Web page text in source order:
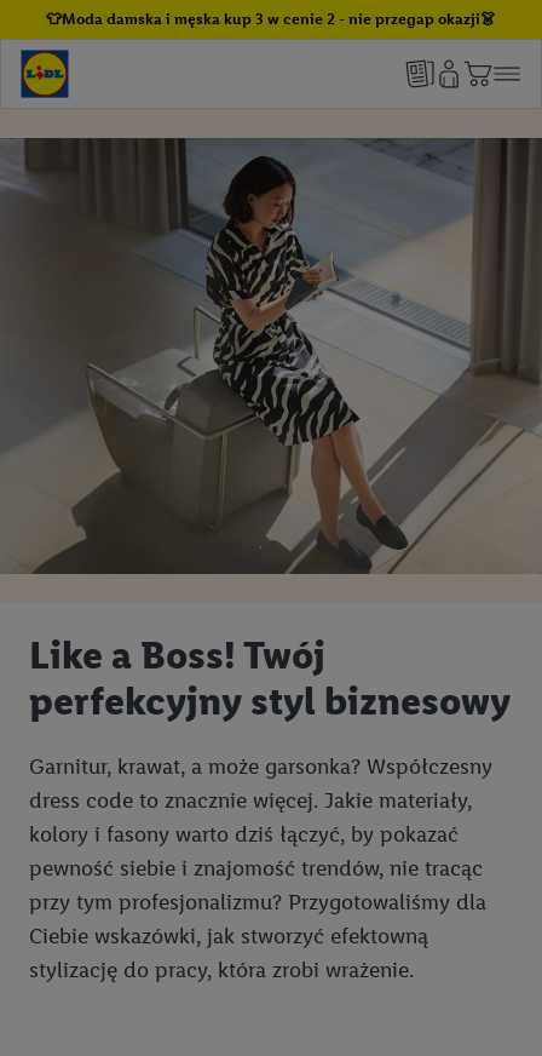
👕Moda damska i męska kup 3 w cenie 2 - nie przegap okazji👗
Like a Boss! Twój
perfekcyjny styl biznesowy
Garnitur, krawat, a może garsonka? Współczesny
dress code to znacznie więcej. Jakie materiały,
kolory i fasony warto dziś łączyć, by pokazać
pewność siebie i znajomość trendów, nie tracąc
przy tym profesjonalizmu? Przygotowaliśmy dla
Ciebie wskazówki, jak stworzyć efektowną
stylizację do pracy, która zrobi wrażenie.